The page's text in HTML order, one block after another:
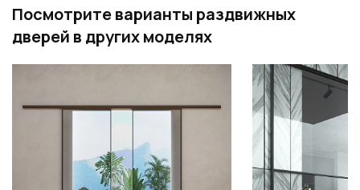
Посмотрите варианты раздвижных
дверей в других моделях